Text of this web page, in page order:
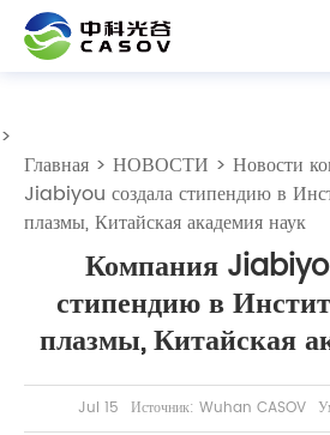
>
Главная > НОВОСТИ > Новости
Jiabiyou создала стипендию в
плазмы, Китайская академия наук
Компания
стипендию в
плазмы, Китайская
Jul 15 Источник: Wuhan CASOV